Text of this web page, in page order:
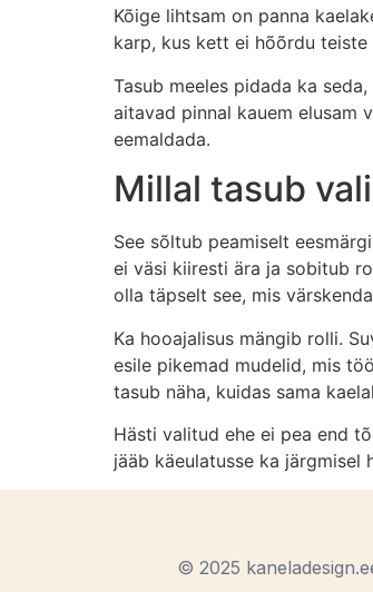
Kõige lihtsam on panna
karp, kus kett ei hõõrdu teiste
Tasub meeles pidada ka
aitavad pinnal kauem elusam
eemaldada.
Millal tasub
See sõltub peamiselt
ei väsi kiiresti ära ja sobitub
olla täpselt see, mis
Ka hooajalisus mängib rolli.
esile pikemad mudelid, mis
tasub näha, kuidas sama
Hästi valitud ehe ei pea end
jääb käeulatusse ka
© 2025